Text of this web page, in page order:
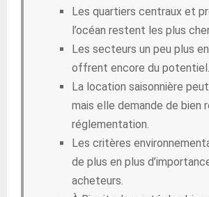
Les quartiers centraux et
l’océan restent les plus
Les secteurs un peu plus
offrent encore du potentiel.
La location saisonnière
mais elle demande de bien
réglementation.
Les critères
de plus en plus
acheteurs.